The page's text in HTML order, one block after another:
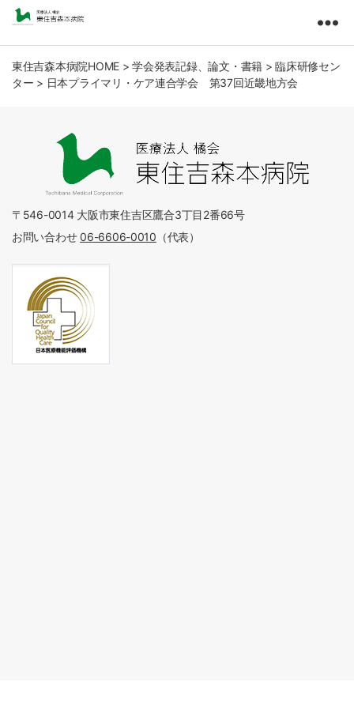
住
吉
森
人
橘
会
東住吉森本病院HOME > 学会発表記録、論文・書籍 > 臨床研修セン
ター > 日本プライマリ・ケア連合学会 第37回近畿地方会
〒546-0014 大阪市東住吉区鷹合3丁目2番66号
お問い合わせ06-6606-0010 （代表）